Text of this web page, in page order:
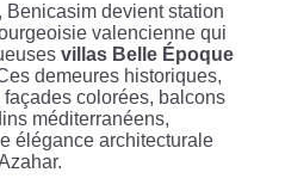
devient station
valencienne qui
villas Belle Époque
demeures historiques,
colorées, balcons
méditerranéens,
élégance architecturale